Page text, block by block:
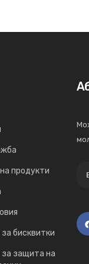
продукти
бисквитки
за защита на